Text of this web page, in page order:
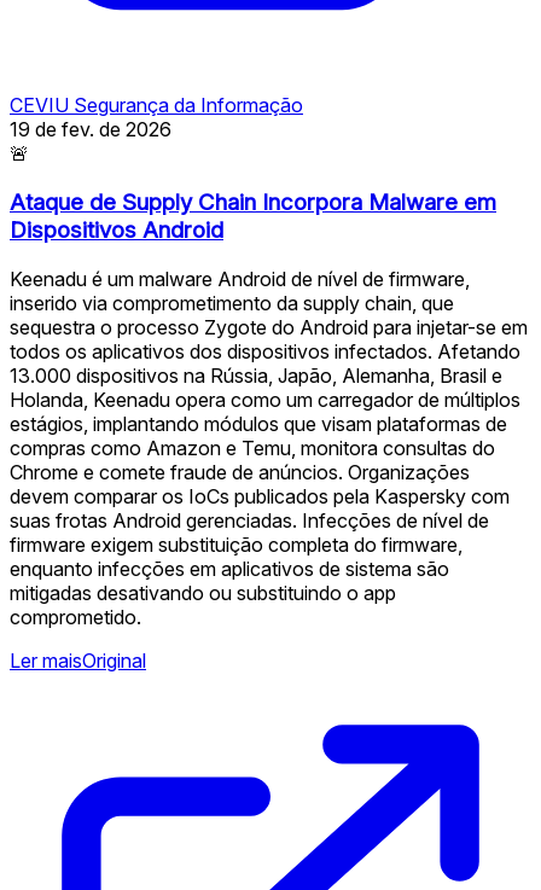
CEVIU Segurança da Informação
19 de fev. de 2026
🚨
Ataque de Supply Chain Incorpora Malware em
Dispositivos Android
Keenadu é um malware Android de nível de firmware,
inserido via comprometimento da supply chain, que
sequestra o processo Zygote do Android para injetar-se em
todos os aplicativos dos dispositivos infectados. Afetando
13.000 dispositivos na Rússia, Japão, Alemanha, Brasil e
Holanda, Keenadu opera como um carregador de múltiplos
estágios, implantando módulos que visam plataformas de
compras como Amazon e Temu, monitora consultas do
Chrome e comete fraude de anúncios. Organizações
devem comparar os IoCs publicados pela Kaspersky com
suas frotas Android gerenciadas. Infecções de nível de
firmware exigem substituição completa do firmware,
enquanto infecções em aplicativos de sistema são
mitigadas desativando ou substituindo o app
comprometido.
Ler maisOriginal